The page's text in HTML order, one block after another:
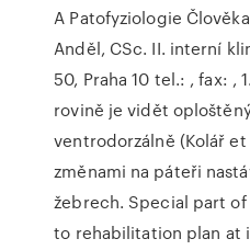
A Patofyziologie
Anděl, CSc. II. interní
50, Praha 10 tel.: , fax: ,
rovině je vidět
ventrodorzálně (Kolář
změnami na páteři
žebrech. Special part
to rehabilitation plan at